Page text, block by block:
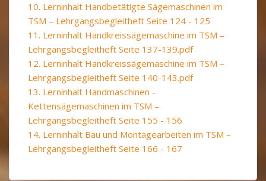
10. Lerninhalt Handbetätigte Sägemaschinen im
TSM – Lehrgangsbegleitheft Seite 124 - 125
11. Lerninhalt Handkreissägemaschine im TSM –
Lehrgangsbegleitheft Seite 137-139.pdf
12. Lerninhalt Handkreissägemaschine im TSM –
Lehrgangsbegleitheft Seite 140-143.pdf
13. Lerninhalt Handmaschinen -
Kettensägemaschinen im TSM –
Lehrgangsbegleitheft Seite 155 - 156
14. Lerninhalt Bau und Montagearbeiten im TSM –
Lehrgangsbegleitheft Seite 166 - 167